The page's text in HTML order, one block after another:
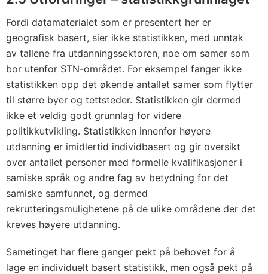
Fordi datamaterialet som er presentert her er
geografisk basert, sier ikke statistikken, med unntak
av tallene fra utdanningssektoren, noe om samer som
bor utenfor STN-området. For eksempel fanger ikke
statistikken opp det økende antallet samer som flytter
til større byer og tettsteder. Statistikken gir dermed
ikke et veldig godt grunnlag for videre
politikkutvikling. Statistikken innenfor høyere
utdanning er imidlertid individbasert og gir oversikt
over antallet personer med formelle kvalifikasjoner i
samiske språk og andre fag av betydning for det
samiske samfunnet, og dermed
rekrutteringsmulighetene på de ulike områdene der det
kreves høyere utdanning.
Sametinget har flere ganger pekt på behovet for å
lage en individuelt basert statistikk, men også pekt på